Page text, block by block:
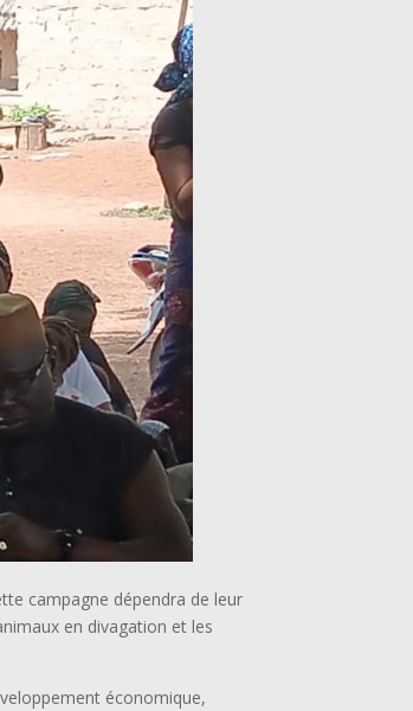
campagne dépendra de leur
en divagation et les
économique,